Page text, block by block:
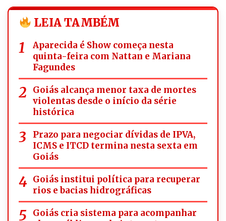
LEIA TAMBÉM
Aparecida é Show começa nesta
quinta-feira com Nattan e Mariana
Fagundes
Goiás alcança menor taxa de mortes
violentas desde o início da série
histórica
Prazo para negociar dívidas de IPVA,
ICMS e ITCD termina nesta sexta em
Goiás
Goiás institui política para recuperar
rios e bacias hidrográficas
Goiás cria sistema para acompanhar